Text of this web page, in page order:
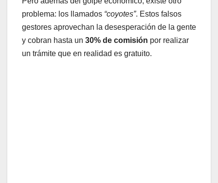
problema: los llamados “coyotes”. Estos falsos
gestores aprovechan la desesperación de la gente
y cobran hasta un 30% de comisión por realizar
un trámite que en realidad es gratuito.